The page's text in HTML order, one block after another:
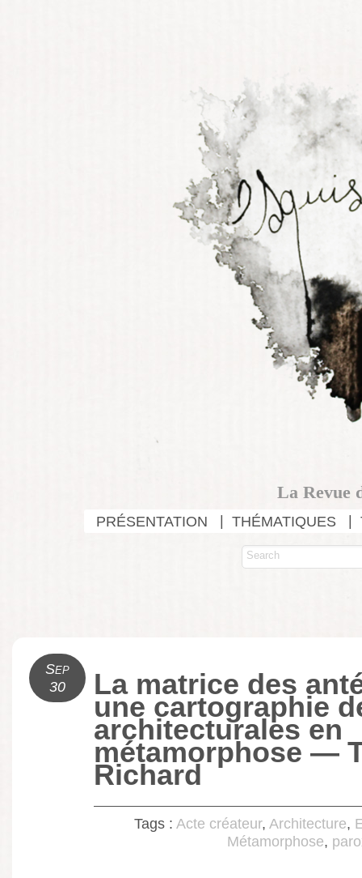
La Revue
PRÉSENTATION THÉMATIQUES
Sep
30
La matrice des
une cartographie
architecturales en
métamorphose —
Richard
Tags : Acte créateur, Architecture,
Métamorphose,